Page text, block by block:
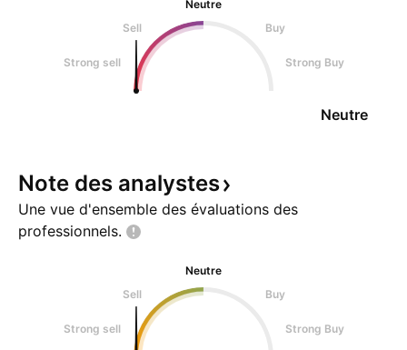
Neutre
Sell
Buy
Strong sell Strong Buy
Neutre
Note des analystes
Une vue d'ensemble des évaluations des
professionnels.
Neutre
Sell
Buy
Strong sell Strong Buy